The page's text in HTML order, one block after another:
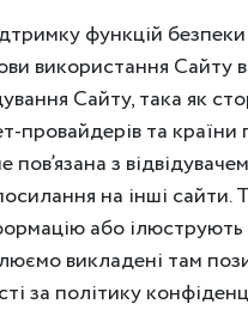
функцій
використання Сайту
Сайту, така як
провайдерів та
з
на інші сайти.
або
викладені там
за політику